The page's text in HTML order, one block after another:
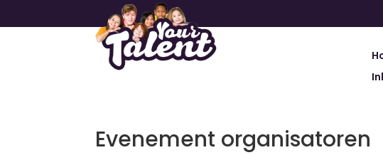
Evenement organisatoren